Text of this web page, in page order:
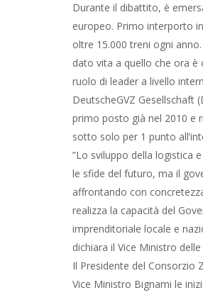
Durante il dibattito, è
europeo. Primo interporto
oltre 15.000 treni ogni
dato vita a quello che ora è
ruolo di leader a livello
DeutscheGVZ Gesellschaft
primo posto già nel 2010 e
sotto solo per 1 punto
”Lo sviluppo della logistica
le sfide del futuro, ma il
affrontando con
realizza la capacità del
imprenditoriale locale e
dichiara il Vice Ministro
Il Presidente del Consorzio
Vice Ministro Bignami le